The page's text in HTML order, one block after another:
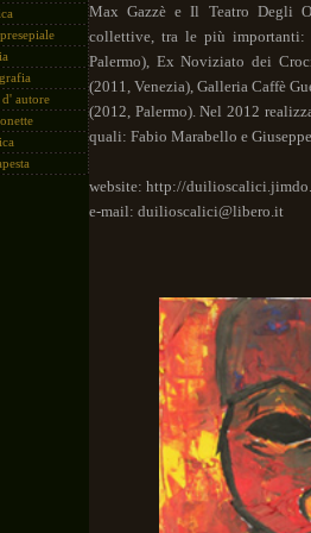
d' autore
Max Gazzè e Il Teatro Degli
collettive, tra le più importanti:
Palermo), Ex Noviziato dei
(2011, Venezia), Galleria Caffè
(2012, Palermo). Nel 2012
quali: Fabio Marabello e
website: http://
e-mail: duilioscalici@libero.it